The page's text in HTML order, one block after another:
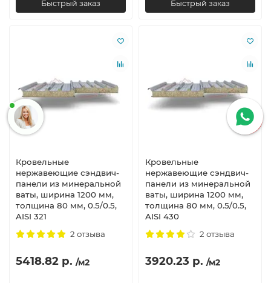
Быстрый заказ Быстрый заказ
Кровельные
нержавеющие сэндвич-
панели из минеральной
ваты, ширина 1200 мм,
толщина 80 мм, 0.5/0.5,
AISI 321
2 отзыва
5418.82 р. /м2
Кровельные
нержавеющие сэндвич-
панели из минеральной
ваты, ширина 1200 мм,
толщина 80 мм, 0.5/0.5,
AISI 430
2 отзыва
3920.23 р. /м2